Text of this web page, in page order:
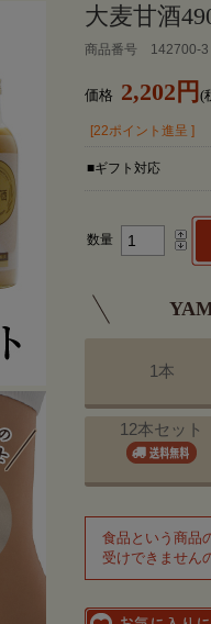
大麦甘酒
商品番号 142700-3
価格 2,202円 (
[22ポイント進呈 ]
■ギフト対応
数量
1本
12本セット
食品という商品
受けできません